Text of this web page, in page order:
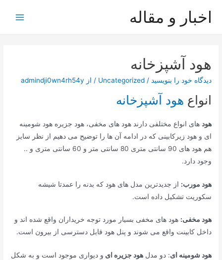
اخبار و مقاله
هود آشپزخانه
دیدگاه‌ خود را بنویسید /
Uncategorized / از admindji0wn4rh54y
انواع هود آشپزخانه
هود های انواع مختلفی دارند هود های مخفی، هود جزیره هود شومینه
ای و هود زیرکابینی که در ادامه آن ها را توضیح می دهیم از نظر سایز
هم هود های 90 سانتی متری 80 سانتی متر و 60 سانتی متری و ..
وجود دارد.
هود مورب: از جدیدترین مدل های هود که بدنه را عمدتا شیشه
سکوریت تشکیل داده است.
هود مخفی: هود های مخفی بسیار مورد توجه خریداران واقع شده اند و
داخل کابینت واقع می شوند و پنل هود قابل دسترسی از بیرون است.
هود شومینه ای: دو مدلهود جزیره ای و دیواری موجود است و به شکل